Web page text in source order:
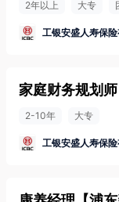
2年以上 大专
工银安盛人寿保
家庭财务规划师
2-10年 大专
工银安盛人寿保